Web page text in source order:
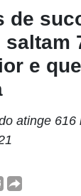
de
e
atinge